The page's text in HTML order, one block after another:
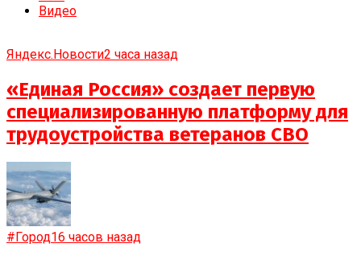
Видео
Яндекс.Новости2 часа назад
«Единая Россия» создает первую
специализированную платформу для
трудоустройства ветеранов СВО
#Город16 часов назад